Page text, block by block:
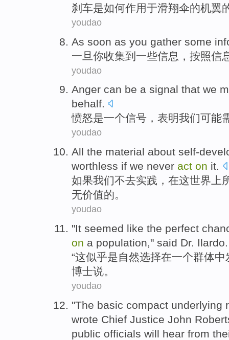
刹车是如何作用于滑翔伞的机翼
youdao
As soon as you gather some
一旦 你收集到 一些信息 ， 按照信
youdao
Anger can be a signal that we
behalf.
愤怒是一个信号 ， 表明我们可能
youdao
All the material about self-
worthless if we never act on it.
如果我们不去实践， 在这世界上
无价值的。
youdao
"It seemed like the perfect
on a population," said Dr. Ilardo.
“这似乎是自然选择在一个群体中
博士说。
youdao
"The basic compact underlying
wrote Chief Justice John
public officials will hear from